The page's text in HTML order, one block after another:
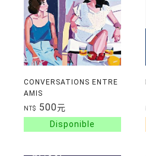
CONVERSATIONS ENTRE
AMIS
NT$ 500元